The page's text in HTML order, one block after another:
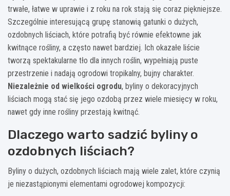
trwałe, łatwe w uprawie i z roku na rok stają się coraz piękniejsze.
Szczególnie interesującą grupę stanowią gatunki o dużych,
ozdobnych liściach, które potrafią być równie efektowne jak
kwitnące rośliny, a często nawet bardziej. Ich okazałe liście
tworzą spektakularne tło dla innych roślin, wypełniają puste
przestrzenie i nadają ogrodowi tropikalny, bujny charakter.
Niezależnie od wielkości ogrodu, byliny o dekoracyjnych
liściach mogą stać się jego ozdobą przez wiele miesięcy w roku,
nawet gdy inne rośliny przestają kwitnąć.
Dlaczego warto sadzić byliny o
ozdobnych liściach?
Byliny o dużych, ozdobnych liściach mają wiele zalet, które czynią
je niezastąpionymi elementami ogrodowej kompozycji: